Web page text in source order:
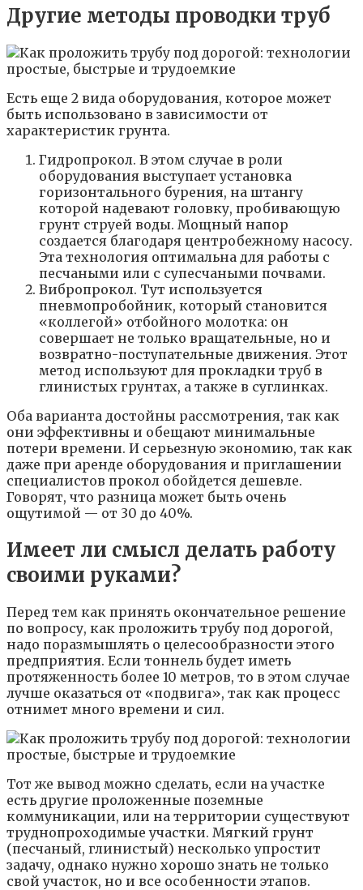
Другие методы проводки труб
Есть еще 2 вида оборудования, которое может
быть использовано в зависимости от
характеристик грунта.
Гидропрокол. В этом случае в роли
оборудования выступает установка
горизонтального бурения, на штангу
которой надевают головку, пробивающую
грунт струей воды. Мощный напор
создается благодаря центробежному насосу.
Эта технология оптимальна для работы с
песчаными или с супесчаными почвами.
Вибропрокол. Тут используется
пневмопробойник, который становится
«коллегой» отбойного молотка: он
совершает не только вращательные, но и
возвратно-поступательные движения. Этот
метод используют для прокладки труб в
глинистых грунтах, а также в суглинках.
Оба варианта достойны рассмотрения, так как
они эффективны и обещают минимальные
потери времени. И серьезную экономию, так как
даже при аренде оборудования и приглашении
специалистов прокол обойдется дешевле.
Говорят, что разница может быть очень
ощутимой — от 30 до 40%.
Имеет ли смысл делать работу
своими руками?
Перед тем как принять окончательное решение
по вопросу, как проложить трубу под дорогой,
надо поразмышлять о целесообразности этого
предприятия. Если тоннель будет иметь
протяженность более 10 метров, то в этом случае
лучше оказаться от «подвига», так как процесс
отнимет много времени и сил.
Тот же вывод можно сделать, если на участке
есть другие проложенные поземные
коммуникации, или на территории существуют
труднопроходимые участки. Мягкий грунт
(песчаный, глинистый) несколько упростит
задачу, однако нужно хорошо знать не только
свой участок, но и все особенности этапов.